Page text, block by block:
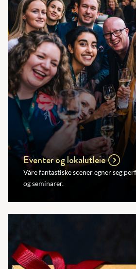
Eventer og lokalutleie
Våre fantastiske scener egner seg
og seminarer.